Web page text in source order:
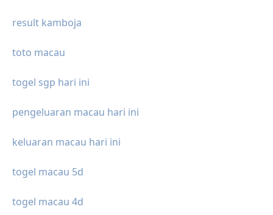
result kamboja
toto macau
togel sgp hari ini
pengeluaran macau hari ini
keluaran macau hari ini
togel macau 5d
togel macau 4d